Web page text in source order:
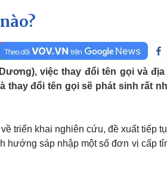
sống đó đây
sơ
Infographic
thao
giới thể thao
Ô tô - Xe máy
Tư vấn
việc thay đổi tên gọi và
thay đổi tên gọi sẽ phát sinh rất
triển khai nghiên cứu, đề xuất tiếp
hướng sáp nhập một số đơn vị cấp